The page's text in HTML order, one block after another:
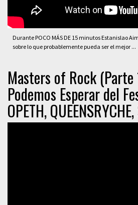
Durante POCO MÁS DE 15 minutos Estanislao
sobre lo que probablemente pueda ser el mejor ...
Masters of Rock (Parte
Podemos Esperar del
OPETH,